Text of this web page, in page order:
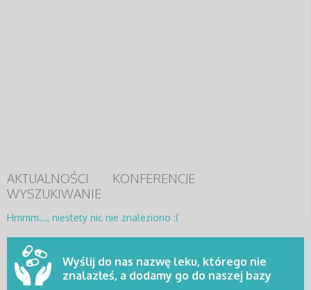
AKTUALNOŚCI
KONFERENCJE
WYSZUKIWANIE
Hmmm..., niestety nic nie znaleziono :(
Wyślij do nas nazwę leku, którego nie
znalazłeś, a dodamy go do naszej bazy